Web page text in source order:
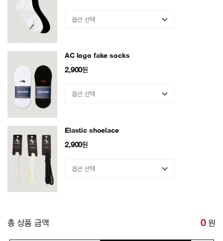
AC logo fake socks
2,900원
Elastic shoelace
2,900원
총 상품 금액 0 원